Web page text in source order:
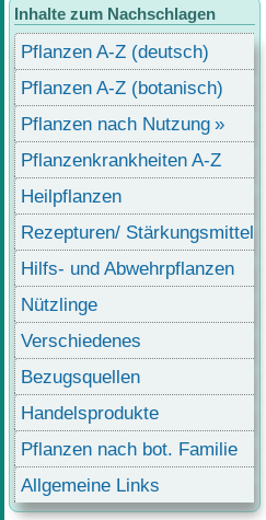
Inhalte zum Nachschlagen
Pflanzen A-Z (deutsch)
Pflanzen A-Z (botanisch)
Pflanzen nach Nutzung
Pflanzenkrankheiten A-Z
Heilpflanzen
Rezepturen/ Stärkungsmittel
Hilfs- und Abwehrpflanzen
Nützlinge
Verschiedenes
Bezugsquellen
Handelsprodukte
Pflanzen nach bot. Familie
Allgemeine Links